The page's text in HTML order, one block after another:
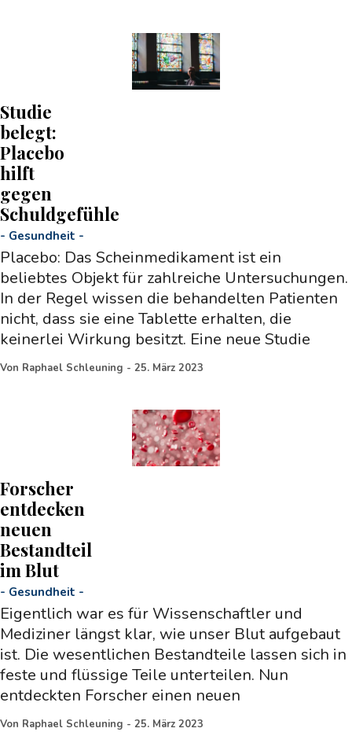
Studie
belegt:
Placebo
hilft
gegen
Schuldgefühle
- Gesundheit -
Placebo: Das Scheinmedikament ist ein
beliebtes Objekt für zahlreiche Untersuchungen.
In der Regel wissen die behandelten Patienten
nicht, dass sie eine Tablette erhalten, die
keinerlei Wirkung besitzt. Eine neue Studie
Von Raphael Schleuning - 25. März 2023
Forscher
entdecken
neuen
Bestandteil
im Blut
- Gesundheit -
Eigentlich war es für Wissenschaftler und
Mediziner längst klar, wie unser Blut aufgebaut
ist. Die wesentlichen Bestandteile lassen sich in
feste und flüssige Teile unterteilen. Nun
entdeckten Forscher einen neuen
Von Raphael Schleuning - 25. März 2023